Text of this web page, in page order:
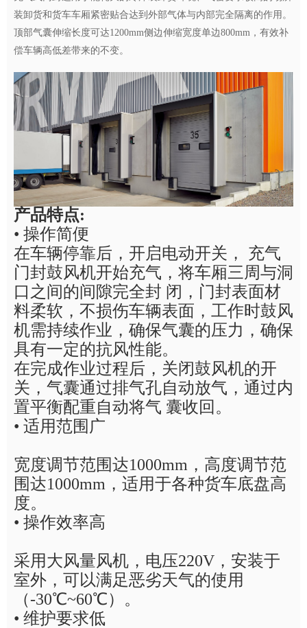
产品特点:
• 操作简便
在车辆停靠后，开启电动开关， 充气
门封鼓风机开始充气，将车厢三周与洞
口之间的间隙完全封 闭，门封表面材
料柔软，不损伤车辆表面，工作时鼓风
机需持续作业，确保气囊的压力，确保
具有一定的抗风性能。
在完成作业过程后，关闭鼓风机的开
关，气囊通过排气孔自动放气，通过内
置平衡配重自动将气 囊收回。
• 适用范围广
宽度调节范围达1000mm ，高度调节范
围达1000mm ，适用于各种货车底盘高
度。
• 操作效率高
采用大风量风机，电压220V ，安装于
室外，可以满足恶劣天气的使用
（-30℃~60℃）。
• 维护要求低
装卸货和货车车厢紧密贴合达到外部气体与内部完全隔离的作用。
顶部气囊伸缩长度可达1200mm侧边伸缩宽度单边800mm，有效补
偿车辆高低差带来的不变。